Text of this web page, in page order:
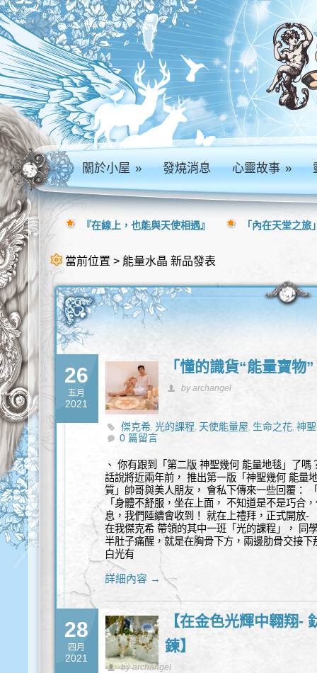
關於小屋» 發燒消息 心靈故事»
當前位置 > 能量水晶 新品發表
26
五月
2021
「懂的識貨“能量寶
by archangel
傑克希,光的課程, 天使能量屋, 生命之花,神
0 篇留言
、 你有跟到「第二版 神聖幾何 能量地毯」了
話說將近兩年前， 推出第一版「神聖幾何 能量
質」帥哥與美人朋友， 會私下傳來一些回覆：
「身體不舒服，坐在上面， 不知道是不是巧合
息，我們陸續會收到！ 就在上禮拜，正式開放-
在我傑克希 帶領的其中一班「光的課程」， 同
半肚子痛醒，就是在胸骨下方，兩邊肋骨交接
白光有
詳細內容 →
28
四月
2021
【在金色光輝中翱翔-
鍊】
by archangel
『在線上，也能與天使相遇』 「內在天堂之